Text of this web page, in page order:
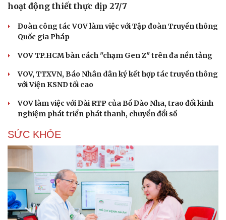
Cải chính
hoạt động thiết thực dịp 27/7
Đoàn công tác VOV làm việc với Tập đoàn Truyền thông
Quốc gia Pháp
VOV TP.HCM bàn cách "chạm Gen Z" trên đa nền tảng
VOV, TTXVN, Báo Nhân dân ký kết hợp tác truyền thông
với Viện KSND tối cao
VOV làm việc với Đài RTP của Bồ Đào Nha, trao đổi kinh
nghiệm phát triển phát thanh, chuyển đổi số
SỨC KHỎE